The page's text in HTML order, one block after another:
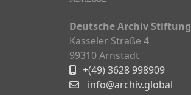
Deutsche Archiv Stiftung
Kasseler Straße 4
99310 Arnstadt
+(49) 3628 998909
info@archiv.global